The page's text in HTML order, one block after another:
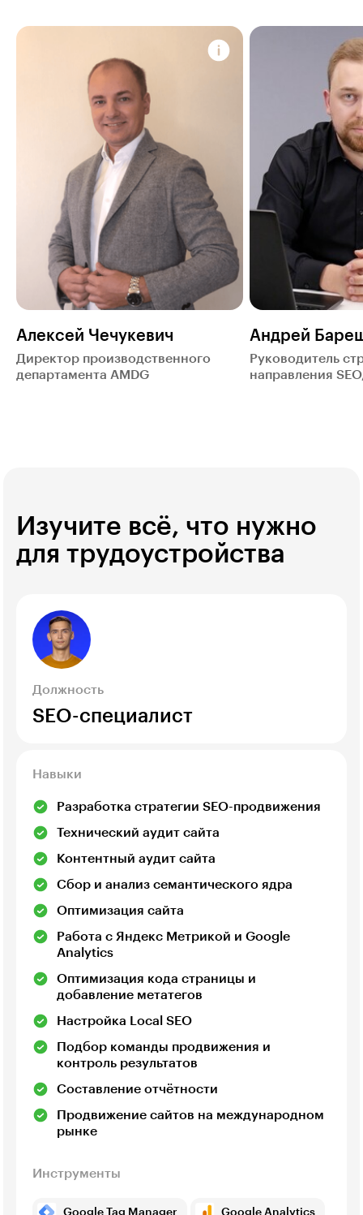
Алексей Чечукевич
Директор производственного
департамента AMDG
Андрей
Руководитель
направления
Изучите всё, что нужно
для трудоустройства
Должность
SEO-специалист
Навыки
Разработка стратегии SEO-продвижения
Технический аудит сайта
Контентный аудит сайта
Сбор и анализ семантического ядра
Оптимизация сайта
Работа с Яндекс Метрикой и Google
Analytics
Оптимизация кода страницы и
добавление метатегов
Настройка Local SEO
Подбор команды продвижения и
контроль результатов
Составление отчётности
Продвижение сайтов на международном
рынке
Инструменты
Google Tag Manager Google Analytics